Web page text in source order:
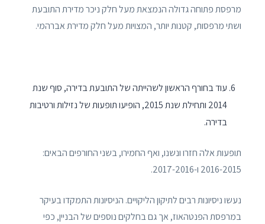
מרפסת פתוחה גדולה הנמצאת מעל חלק ניכר מדירת התובעת
ושתי מרפסות, קטנות יותר, המצויות מעל חלק מדירת אברהמי.
עוד בחורף הראשון לשהייתה של התובעת בדירה, סוף שנת
2014 ותחילת שנת 2015, הופיעו תופעות של נזילות ורטיבות
בדירה.
תופעות אלה חזרו ונשנו, ואף החמירו, בשני החורפים הבאים:
2016-2015 ו-2017-2016.
נעשו ניסיונות רבים לתיקון הליקויים. הניסיונות התמקדו בעיקר
במרפסת הפנטהאוז, אך גם בחלקים נוספים של הבניין, כפי